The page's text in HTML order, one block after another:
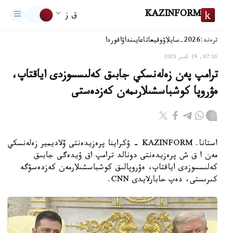
KAZINFORM ق ز
ترەند:2026-سايلاۋ وقيعاتاعايىنداۋاقوردا
07:16, 19 تامىز 2025
ترامپ پەن زەلەنسكي جابىق كەلىسسوزدى اياقتاپ،
ەۋروپا كوشباسشىلارىمەن كەزدەستى
استانا. KAZINFORM - ۋكراينا پرەزيدەنتى ۆلاديمير زەلەنسكي
مەن ا ق ش پرەزيدەنتى دونالد ترامپ اق ۇيدەگى جابىق
كەلىسسوزدى اياقتاپ، ەۋروپالىق كوشباسشىلارمەن كەزدەسۋگە
كىرىستى، دەپ حابارلايدى CNN.